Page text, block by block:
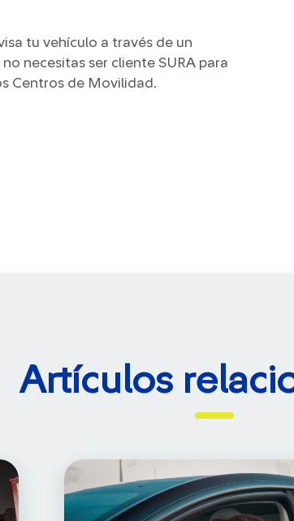
tu vehículo a través de un
necesitas ser cliente SURA para
Centros de Movilidad.
Artículos